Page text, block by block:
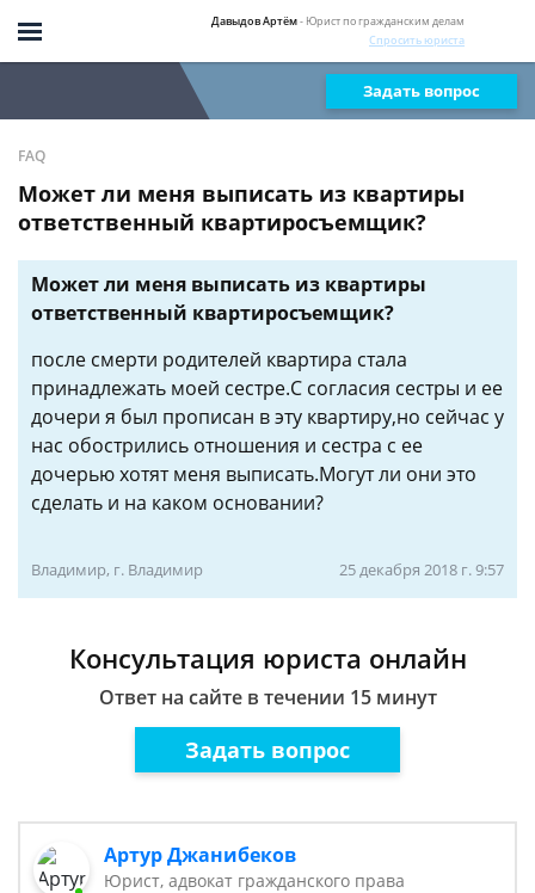
Давыдов Артём- Юрист по гражданским делам
Спросить юриста
Задать вопрос
FAQ
Может ли меня выписать из квартиры
ответственный квартиросъемщик?
Может ли меня выписать из квартиры
ответственный квартиросъемщик?
после смерти родителей квартира стала
принадлежать моей сестре.С согласия сестры и ее
дочери я был прописан в эту квартиру,но сейчас у
нас обострились отношения и сестра с ее
дочерью хотят меня выписать.Могут ли они это
сделать и на каком основании?
Владимир, г. Владимир 25 декабря 2018 г. 9:57
Консультация юриста онлайн
Ответ на сайте в течении 15 минут
Задать вопрос
Артур Джанибеков
Юрист, адвокат гражданского права